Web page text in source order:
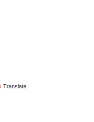
Translate